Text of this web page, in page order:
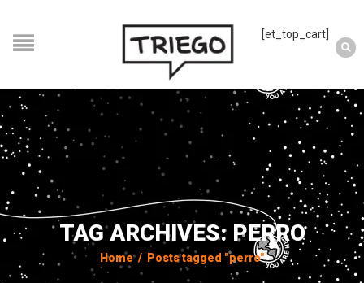
[et_top_cart]
TAG ARCHIVES: PERRO
Home / Posts tagged "perro"